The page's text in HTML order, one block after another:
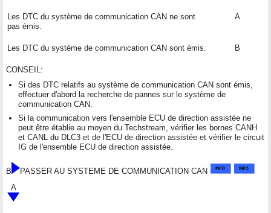
Les DTC du système de communication CAN ne sont
pas émis.
A
Les DTC du système de communication CAN sont émis. B
CONSEIL:
Si des DTC relatifs au système de communication CAN sont émis,
effectuer d'abord la recherche de pannes sur le système de
communication CAN.
Si la communication vers l'ensemble ECU de direction assistée ne
peut être établie au moyen du Techstream, vérifier les bornes CANH
et CANL du DLC3 et de l'ECU de direction assistée et vérifier le circuit
IG de l'ensemble ECU de direction assistée.
B
PASSER AU SYSTEME DE COMMUNICATION CAN
A